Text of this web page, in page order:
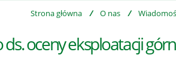
Strona główna / O nas /
oceny eksploatacji